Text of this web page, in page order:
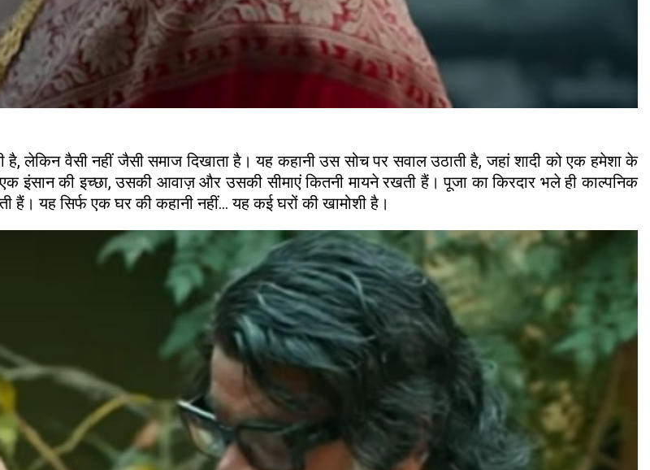
है, लेकिन वैसी नहीं जैसी समाज दिखाता है। यह कहानी उस सोच पर सवाल उठाती है, जहां शादी को एक हमेशा के
एक इंसान की इच्छा, उसकी आवाज़ और उसकी सीमाएं कितनी मायने रखती हैं। पूजा का किरदार भले ही काल्पनिक
हैं। यह सिर्फ एक घर की कहानी नहीं… यह कई घरों की खामोशी है।